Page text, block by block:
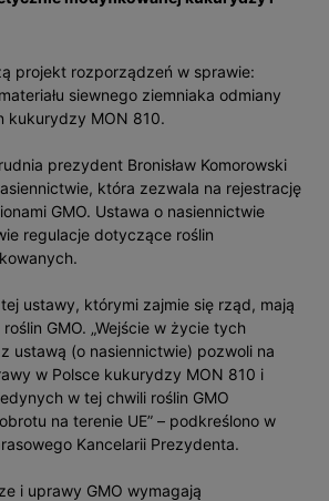
projekt rozporządzeń w sprawie:
siewnego ziemniaka odmiany
kukurydzy MON 810.
prezydent Bronisław Komorowski
która zezwala na rejestrację
GMO. Ustawa o nasiennictwie
regulacje dotyczące roślin
ustawy, którymi zajmie się rząd, mają
GMO. „Wejście w życie tych
ustawą (o nasiennictwie) pozwoli na
w Polsce kukurydzy MON 810 i
w tej chwili roślin GMO
na terenie UE” – podkreślono w
Kancelarii Prezydenta.
i uprawy GMO wymagają